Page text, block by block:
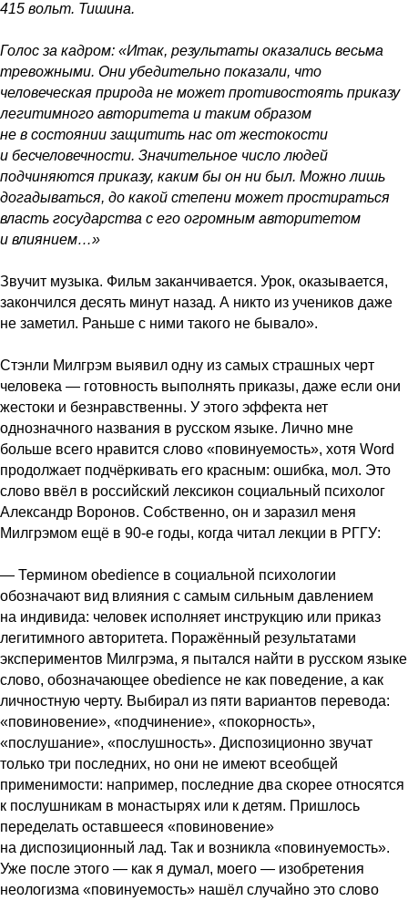
415 вольт. Тишина.
Голос за кадром: «Итак, результаты оказались весьма
тревожными. Они убедительно показали, что
человеческая природа не может противостоять приказу
легитимного авторитета и таким образом
не в состоянии защитить нас от жестокости
и бесчеловечности. Значительное число людей
подчиняются приказу, каким бы он ни был. Можно лишь
догадываться, до какой степени может простираться
власть государства с его огромным авторитетом
и влиянием…»
Звучит музыка. Фильм заканчивается. Урок, оказывается,
закончился десять минут назад. А никто из учеников даже
не заметил. Раньше с ними такого не бывало».
Стэнли Милгрэм выявил одну из самых страшных черт
человека — готовность выполнять приказы, даже если они
жестоки и безнравственны. У этого эффекта нет
однозначного названия в русском языке. Лично мне
больше всего нравится слово «повинуемость», хотя Word
продолжает подчёркивать его красным: ошибка, мол. Это
слово ввёл в российский лексикон социальный психолог
Александр Воронов. Собственно, он и заразил меня
Милгрэмом ещё в 90-е годы, когда читал лекции в РГГУ:
— Термином obedience в социальной психологии
обозначают вид влияния с самым сильным давлением
на индивида: человек исполняет инструкцию или приказ
легитимного авторитета. Поражённый результатами
экспериментов Милгрэма, я пытался найти в русском языке
слово, обозначающее obedience не как поведение, а как
личностную черту. Выбирал из пяти вариантов перевода:
«повиновение», «подчинение», «покорность»,
«послушание», «послушность». Диспозиционно звучат
только три последних, но они не имеют всеобщей
применимости: например, последние два скорее относятся
к послушникам в монастырях или к детям. Пришлось
переделать оставшееся «повиновение»
на диспозиционный лад. Так и возникла «повинуемость».
Уже после этого — как я думал, моего — изобретения
неологизма «повинуемость» нашёл случайно это слово